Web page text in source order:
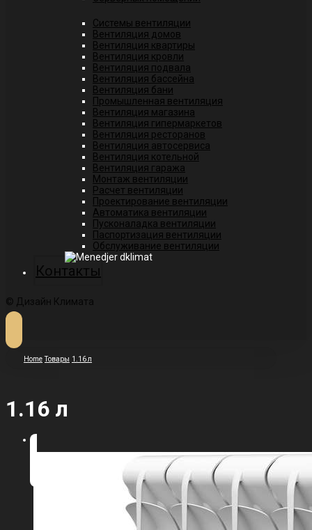
Системы вентиляции
Вентиляция домов
Вентиляция квартиры
Вентиляция кровли
Вентиляция подвала
Вентиляция бассейна
Вентиляция бани
Промышленная вентиляция
Вентиляция магазина
Вентиляция гипермаркетов
Вентиляция ресторанов
Вентиляция автосервиса
Вентиляция котельной
Вентиляция гаража
Монтаж вентиляции
Расчет вентиляции
Проектирование вентиляции
Автоматика вентиляции
Пусконаладка вентиляции
Паспортизация вентиляции
Обслуживание вентиляции
Контакты
© Дизайн Климата
Home Товары 1.16 л
1.16 л